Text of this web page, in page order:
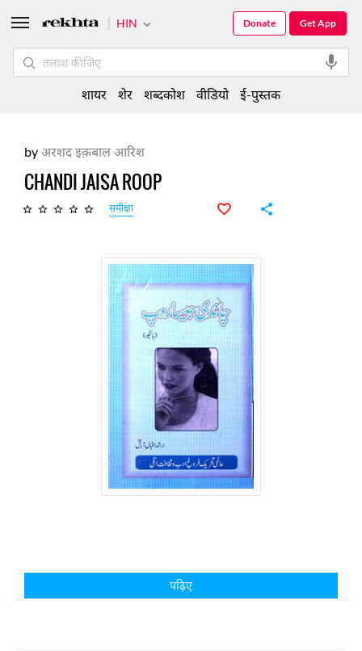
byअरशद इक़बाल आरिश
CHANDI JAISA ROOP
समीक्षा
पढ़िए
HIN Get App
Donate
शायर शेर शब्दकोश वीडियो ई-पुस्तक